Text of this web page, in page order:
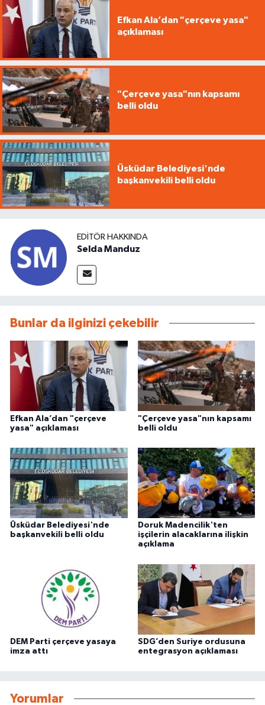
Efkan Ala’dan "çerçeve yasa"
açıklaması
"Çerçeve yasa"nın kapsamı
belli oldu
Üsküdar Belediyesi'nde
başkanvekili belli oldu
EDITÖR HAKKINDA
Selda Manduz
Bunlar da ilginizi çekebilir
Efkan Ala’dan "çerçeve
yasa" açıklaması
"Çerçeve yasa"nın kapsamı
belli oldu
Üsküdar Belediyesi'nde
başkanvekili belli oldu
Doruk Madencilik'ten
işçilerin alacaklarına ilişkin
açıklama
DEM Parti çerçeve yasaya
imza attı
SDG’den Suriye ordusuna
entegrasyon açıklaması
Yorumlar